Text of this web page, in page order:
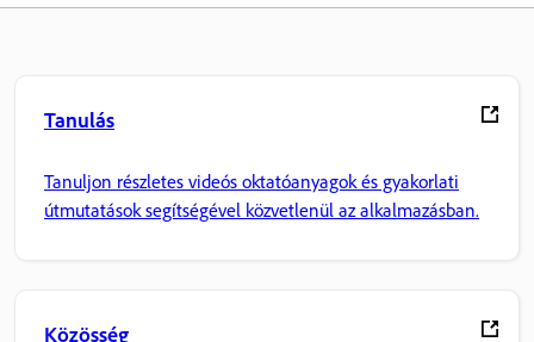
Tanulás
Tanuljon részletes videós oktatóanyagok és gyakorlati
útmutatások segítségével közvetlenül az alkalmazásban.
Közösség